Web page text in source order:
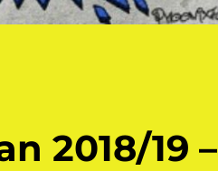
2018/19 –